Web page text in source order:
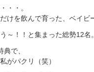
・・。
けを飲んで育った、ベイビ
～！！と集まった総勢12名
で、
がパクリ（笑）